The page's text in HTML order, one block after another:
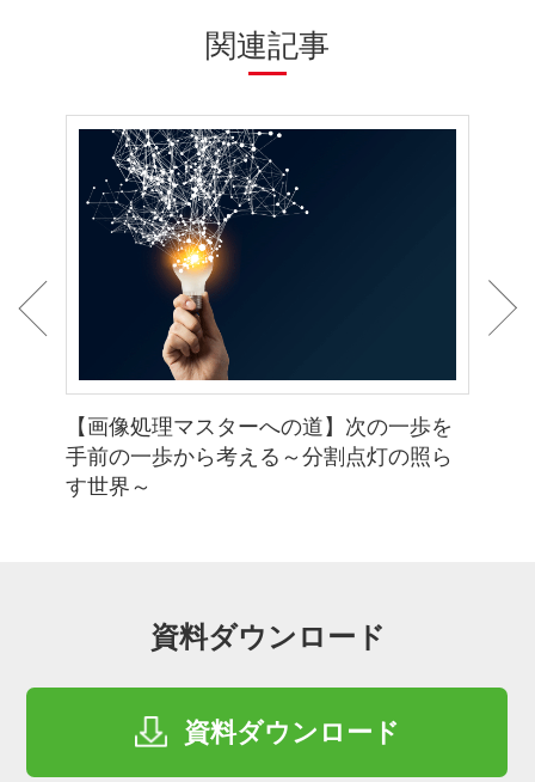
関連記事
【画像処理マスターへの道】次の一歩を
手前の一歩から考える～分割点灯の照ら
す世界～
資料ダウンロード
資料ダウンロード